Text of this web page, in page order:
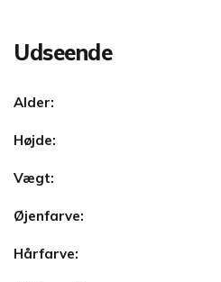
Udseende
Alder:
Højde:
Vægt:
Øjenfarve:
Hårfarve: